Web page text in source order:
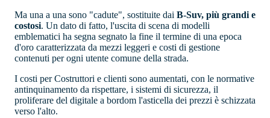
Ma una a una sono "cadute", sostituite dai B-Suv, più grandi e
costosi. Un dato di fatto, l'uscita di scena di modelli
emblematici ha segna segnato la fine il termine di una epoca
d'oro caratterizzata da mezzi leggeri e costi di gestione
contenuti per ogni utente comune della strada.
I costi per Costruttori e clienti sono aumentati, con le normative
antinquinamento da rispettare, i sistemi di sicurezza, il
proliferare del digitale a bordom l'asticella dei prezzi è schizzata
verso l'alto.